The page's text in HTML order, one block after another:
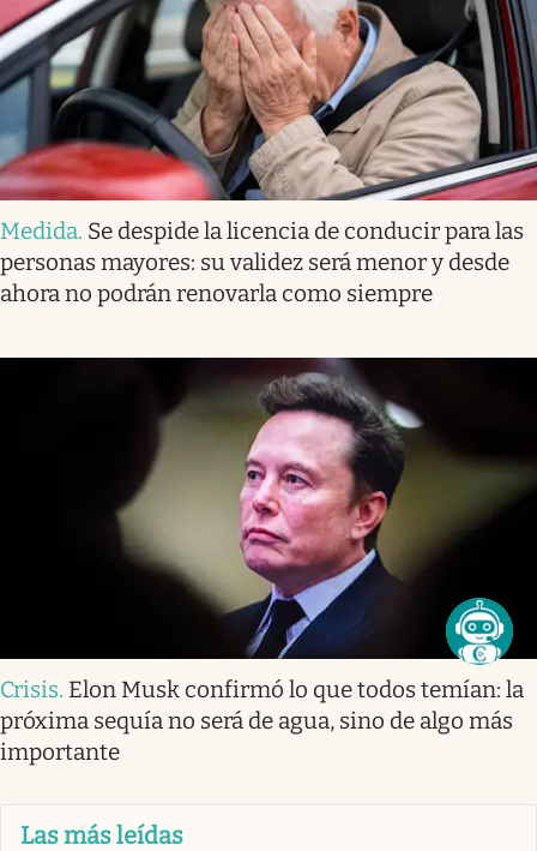
Medida. Se despide la licencia de conducir para las
personas mayores: su validez será menor y desde
ahora no podrán renovarla como siempre
Crisis. Elon Musk confirmó lo que todos temían: la
próxima sequía no será de agua, sino de algo más
importante
Las más leídas